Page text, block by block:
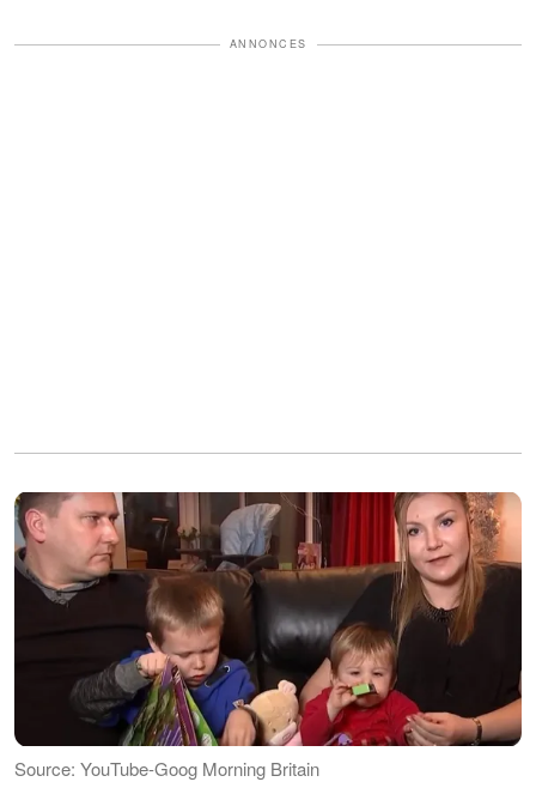
ANNONCES
Source: YouTube-Goog Morning Britain